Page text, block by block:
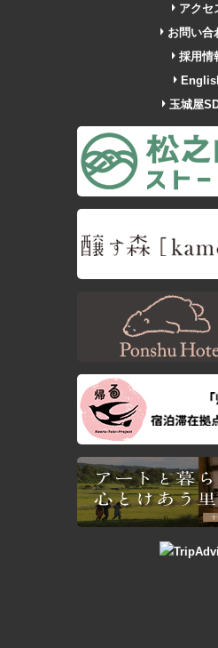
アクセ
お問い合
採用情
玉城屋